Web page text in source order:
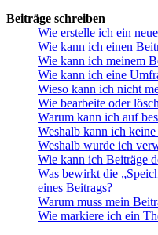
Beiträge schreiben
Wie erstelle ich ein
Wie kann ich einen
Wie kann ich meinem
Wie kann ich eine
Wieso kann ich nicht
Wie bearbeite oder
Warum kann ich auf
Weshalb kann ich
Weshalb wurde ich
Wie kann ich Beiträge
Was bewirkt die
eines Beitrags?
Warum muss mein
Wie markiere ich ein